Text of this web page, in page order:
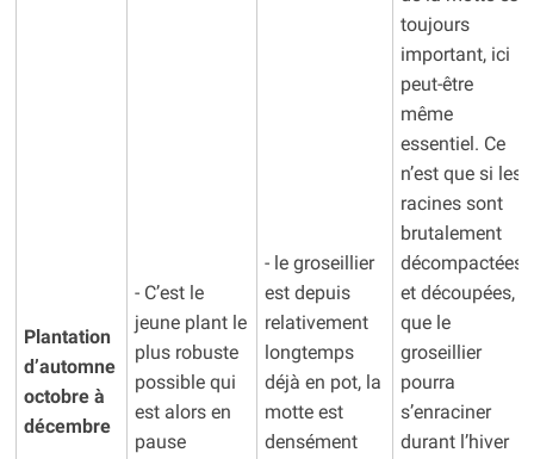
Plantation
d’automne
octobre à
décembre
- C’est le
jeune plant le
plus robuste
possible qui
est alors en
pause
- le groseillier
est depuis
relativement
longtemps
déjà en pot, la
motte est
densément
toujours
important, ici
peut-être
même
essentiel. Ce
n’est que si les
racines sont
brutalement
décompactées
et découpées,
que le
groseillier
pourra
s’enraciner
durant l’hiver